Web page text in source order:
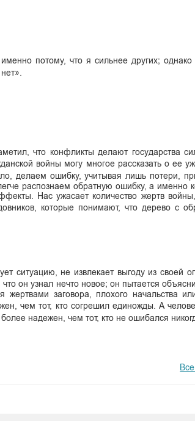
потому, что я сильнее других; однако
что конфликты делают государства
войны могу многое рассказать о ее
делаем ошибку, учитывая лишь потери,
распознаем обратную ошибку, а именно
Нас ужасает количество жертв
которые понимают, что дерево с
ситуацию, не извлекает выгоду из своей
он узнал нечто новое; он пытается
заговора, плохого начальства
чем тот, кто согрешил единожды. А
надежен, чем тот, кто не ошибался